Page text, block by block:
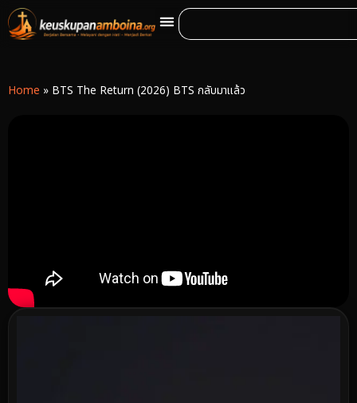
Home » BTS The Return (2026) BTS กลับมาแล้ว